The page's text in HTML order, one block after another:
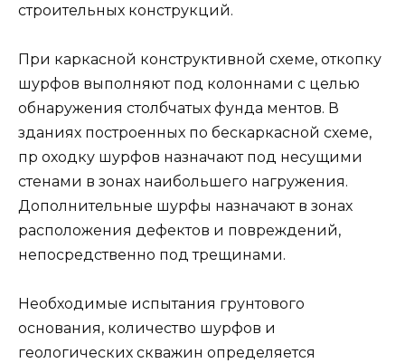
строительных конструкций.
При каркасной конструктивной схеме, откопку
шурфов выполняют под колоннами с целью
обнаружения столбчатых фунда ментов. В
зданиях построенных по бескаркасной схеме,
пр оходку шурфов назначают под несущими
стенами в зонах наибольшего нагружения.
Дополнительные шурфы назначают в зонах
расположения дефектов и повреждений,
непосредственно под трещинами.
Необходимые испытания грунтового
основания, количество шурфов и
геологических скважин определяется